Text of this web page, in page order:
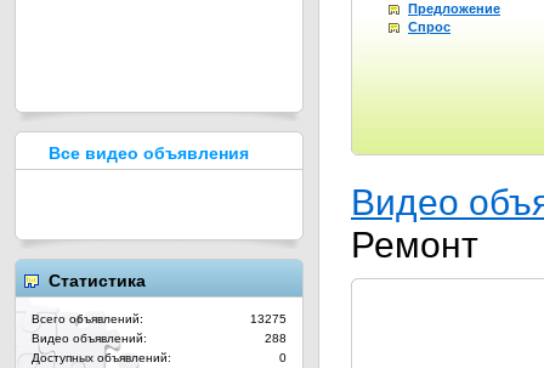
Предложение
Спрос
Видео
Ремонт
Все видео объявления
Статистика
Всего объявлений:
13275
Видео объявлений:
288
Доступных объявлений:
0